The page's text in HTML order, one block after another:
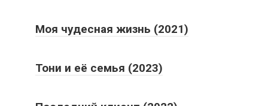
Моя чудесная жизнь (2021)
Тони и её семья (2023)